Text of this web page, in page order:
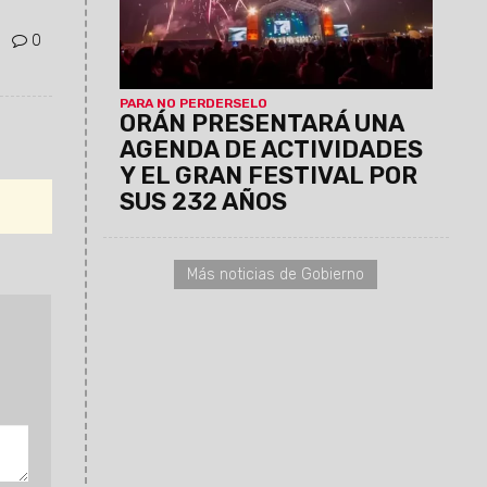
0
PARA NO PERDERSELO
ORÁN PRESENTARÁ UNA
AGENDA DE ACTIVIDADES
Y EL GRAN FESTIVAL POR
SUS 232 AÑOS
Más noticias de Gobierno